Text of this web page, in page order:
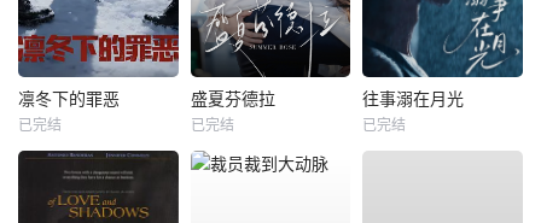
凛冬下的罪恶
已完结
盛夏芬德拉
已完结
往事溺在月光
已完结